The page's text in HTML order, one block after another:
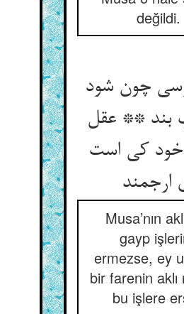
değildi.
چون شود
بند ** عقل
کی است
ارجمند
Musa’nın
gayp
ermezse, ey
bir farenin
bu işlere